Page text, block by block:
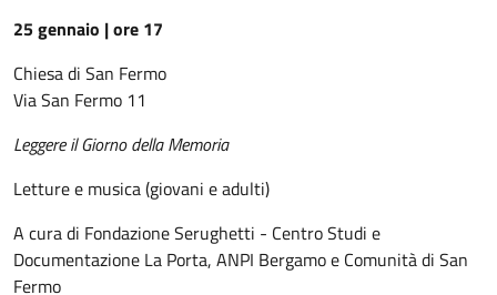
25 gennaio | ore 17
Chiesa di San Fermo
Via San Fermo 11
Leggere il Giorno della Memoria
Letture e musica (giovani e adulti)
A cura di Fondazione Serughetti - Centro Studi e
Documentazione La Porta, ANPI Bergamo e Comunità di San
Fermo